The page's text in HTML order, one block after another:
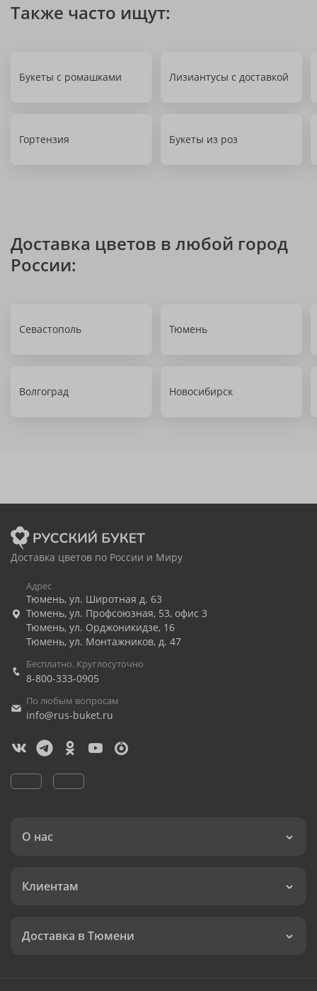
Также часто ищут:
Букеты с ромашками Лизиантусы с доставкой
Гортензия Букеты из роз
Доставка цветов в любой город
России:
Севастополь Тюмень
Волгоград Новосибирск
Доставка цветов по России и Миру
Адрес
Тюмень, ул. Широтная д. 63
Тюмень, ул. Профсоюзная, 53, офис 3
Тюмень, ул. Орджоникидзе, 16
Тюмень, ул. Монтажников, д. 47
Бесплатно. Круглосуточно
8-800-333-0905
По любым вопросам
info@rus-buket.ru
О нас
Клиентам
Доставка в Тюмени